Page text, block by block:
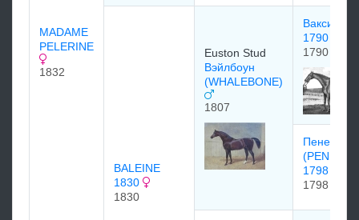
MADAME
PELERINE
1832
BALEINE
1830
1830
Euston Stud
Вэйлбоун
(WHALEBONE)
1807
Вакси
1790
1790
Пенелоп
1798
1798